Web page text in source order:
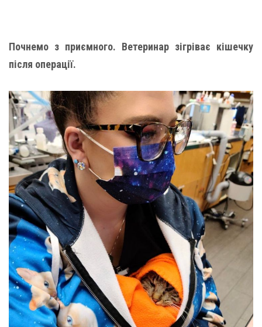
Почнемо з приємного. Ветеринар зігріває кішечку
після операції.